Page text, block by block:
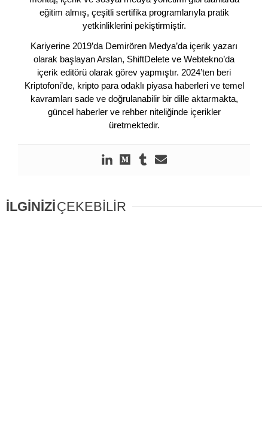
eğitim almış, çeşitli sertifika programlarıyla pratik
yetkinliklerini pekiştirmiştir.
Kariyerine 2019’da Demirören Medya’da içerik yazarı
olarak başlayan Arslan, ShiftDelete ve Webtekno’da
içerik editörü olarak görev yapmıştır. 2024’ten beri
Kriptofoni’de, kripto para odaklı piyasa haberleri ve temel
kavramları sade ve doğrulanabilir bir dille aktarmakta,
güncel haberler ve rehber niteliğinde içerikler
üretmektedir.
İLGİNİZİÇEKEBİLİR